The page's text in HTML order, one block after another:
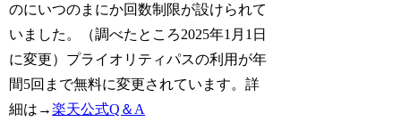
のにいつのまにか回数制限が設けられて
いました。（調べたところ2025年1月1日
に変更）プライオリティパスの利用が年
間5回まで無料に変更されています。詳
細は→楽天公式Q＆A